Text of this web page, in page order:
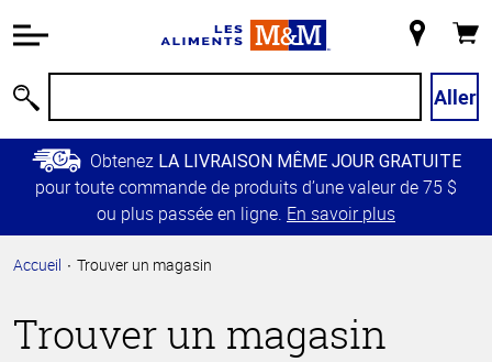
relative à
Passer
contenu
principal
Retour à
principale
magasin
Aller
Obtenez LA LIVRAISON MÊME JOUR GRATUITE
pour toute commande de produits d’une valeur de 75 $
ou plus passée en ligne. En savoir plus
Accueil Trouver un magasin
Trouver un magasin